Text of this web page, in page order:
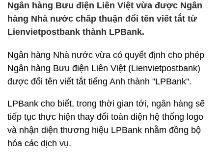
Ngân hàng Bưu điện Liên Việt vừa được Ngân
hàng Nhà nước chấp thuận đổi tên viết tắt từ
Lienvietpostbank thành LPBank.
Ngân hàng Nhà nước vừa có quyết định cho phép
Ngân hàng Bưu điện Liên Việt (Lienvietpostbank)
được đổi tên viết tắt tiếng Anh thành "LPBank".
LPBank cho biết, trong thời gian tới, ngân hàng sẽ
tiếp tục thực hiện thay đổi toàn diện hệ thống logo
và nhận diện thương hiệu LPBank nhằm đồng bộ
hóa các dịch vụ.